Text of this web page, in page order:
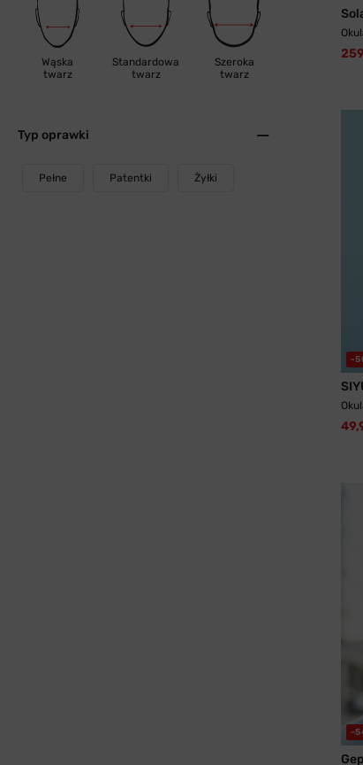
Wąska
twarz
Standardowa
twarz
Szeroka
twarz
Typ oprawki
Pełne Patentki Żyłki
-
-